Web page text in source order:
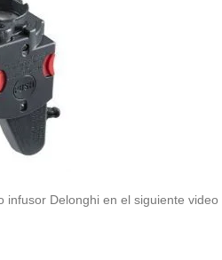
infusor Delonghi en el siguiente video